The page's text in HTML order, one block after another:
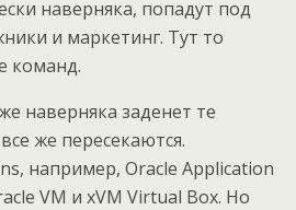
наверняка, попадут под
и маркетинг. Тут то
команд.
наверняка заденет те
же пересекаются.
например, Oracle Application
VM и xVM Virtual Box. Но